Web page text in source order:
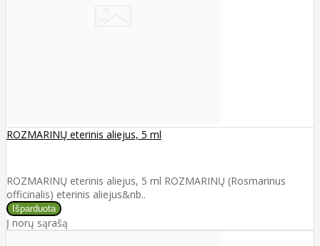
ROZMARINŲ eterinis aliejus, 5 ml
ROZMARINŲ eterinis aliejus, 5 ml ROZMARINŲ (Rosmarinus
officinalis) eterinis aliejus&nb..
Į norų sąrašą